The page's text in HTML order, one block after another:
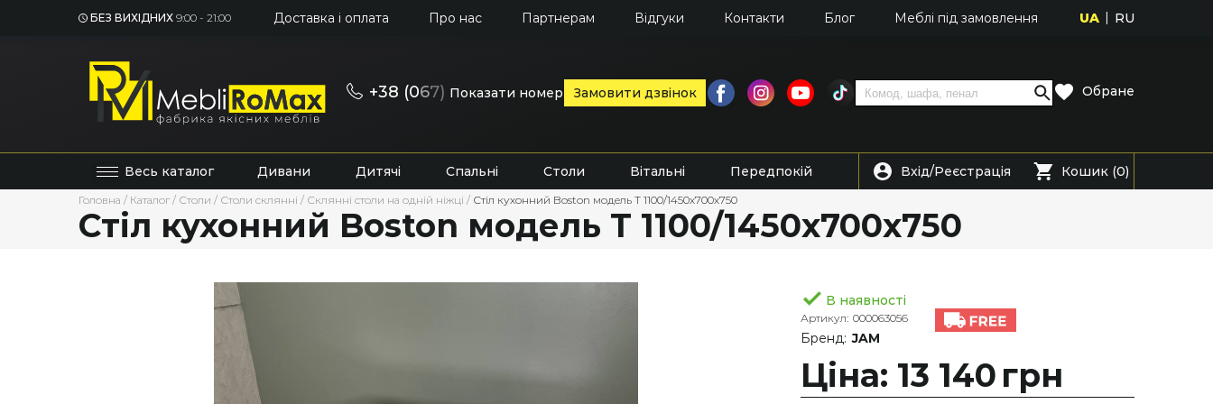
БЕЗ ВИХІДНИХ 9:00 - 21:00 Доставка і оплата Про нас Партнерам Відгуки Контакти Блог Меблі під замовлення UA RU
+38 (067) Показати номер Замовити дзвінок Обране
Весь каталог Дивани Дитячі Спальні Столи Вітальні Передпокій Вхід/Реєстрація Кошик (0)
Головна / Каталог / Столи / Столи склянні / Склянні столи на одній ніжці / Стіл кухонний Boston модель Т 1100/1450х700х750
Стіл кухонний Boston модель Т 1100/1450х700х750
В наявності
Артикул: 000063056
Бренд: JAM
Ціна: 13 140 грн